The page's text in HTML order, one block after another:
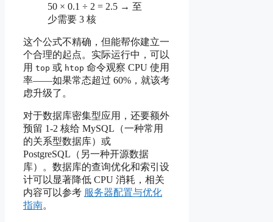
50 × 0.1 ÷ 2 = 2.5 → 至
少需要 3 核
这个公式不精确，但能帮你建立一
个合理的起点。实际运行中，可以
用 top 或 htop 命令观察 CPU 使用
率——如果常态超过 60%，就该考
虑升级了。
对于数据库密集型应用，还要额外
预留 1-2 核给 MySQL（一种常用
的关系型数据库）或
PostgreSQL（另一种开源数据
库）。数据库的查询优化和索引设
计可以显著降低 CPU 消耗，相关
内容可以参考 服务器配置与优化
指南。